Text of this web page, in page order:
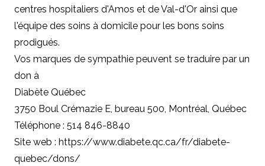
centres hospitaliers d'Amos et de Val-d'Or ainsi que
l'équipe des soins à domicile pour les bons soins
prodigués.
Vos marques de sympathie peuvent se traduire par un
don à
Diabète Québec
3750 Boul Crémazie E, bureau 500, Montréal, Québec
Téléphone : 514 846-8840
Site web : https://www.diabete.qc.ca/fr/diabete-
quebec/dons/